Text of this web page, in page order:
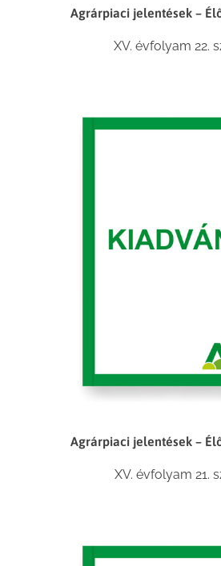
Agrárpiaci jelentések –
XV. évfolyam 22.
Agrárpiaci jelentések –
XV. évfolyam 21.